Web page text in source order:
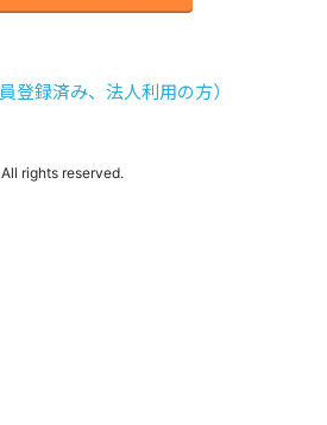
登録済み、法人利用の方）